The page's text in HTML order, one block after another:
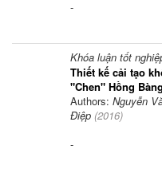
-
Khóa luận tốt
Thiết kế cải tạo
"Chen" Hồng
Authors: Nguyễn
Điệp (2016)
-